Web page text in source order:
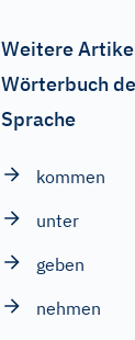
Weitere
Wörterbuch
Sprache
kommen
unter
geben
nehmen